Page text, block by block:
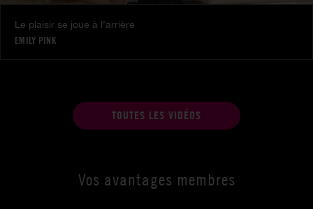
Le plaisir se joue à l’arrière
EMILY PINK
TOUTES LES VIDÉOS
Vos avantages membres